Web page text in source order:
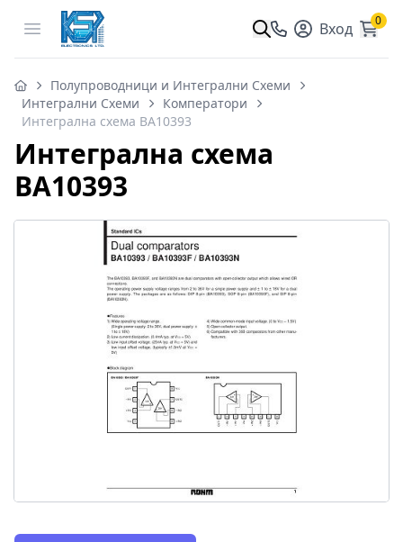
Open menu Вход 0
Полупроводници и Интегрални Схеми
Интегрални Схеми
Комператори
Интегрална схема BA10393
Интегрална схема
BA10393